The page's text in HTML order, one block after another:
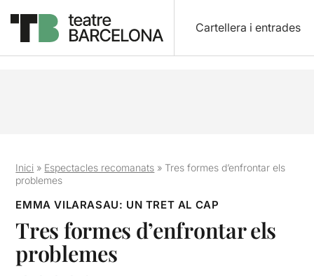
Cartellera i entrades
Inici » Espectacles recomanats »Tres formes d’enfrontar els
problemes
EMMA VILARASAU: UN TRET AL CAP
Tres formes d’enfrontar els
problemes